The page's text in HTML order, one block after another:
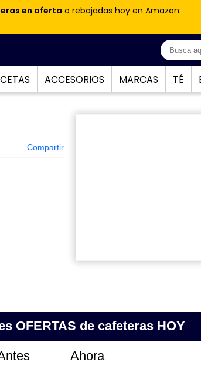
en oferta o rebajadas hoy en Amazon.
ACCESORIOS MARCAS TÉ
Compartir
OFERTAS de cafeteras HOY
Ahora